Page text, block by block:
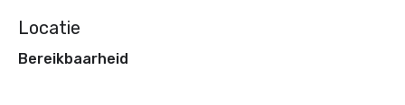
Locatie
Bereikbaarheid